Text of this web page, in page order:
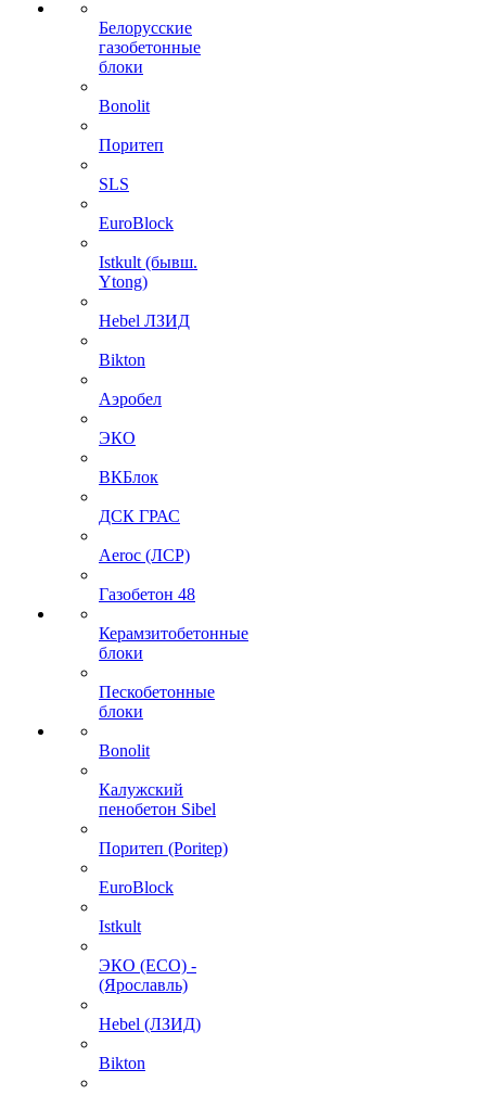
Белорусские
газобетонные
блоки
Bonolit
Поритеп
SLS
EuroBlock
Istkult (бывш.
Ytong)
Hebel ЛЗИД
Bikton
Аэробел
ЭКО
ВКБлок
ДСК ГРАС
Aeroc (ЛСР)
Газобетон 48
Керамзитобетонные
блоки
Пескобетонные
блоки
Bonolit
Калужский
пенобетон Sibel
Поритеп (Poritep)
EuroBlock
Istkult
ЭКО (ECO) -
(Ярославль)
Hebel (ЛЗИД)
Bikton